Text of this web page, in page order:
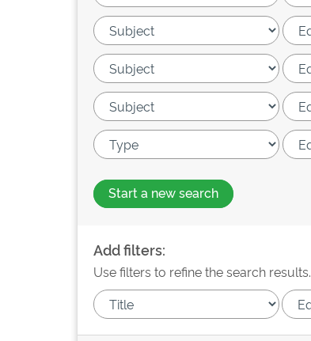
Start a new search
Add filters:
Use filters to refine the search results.